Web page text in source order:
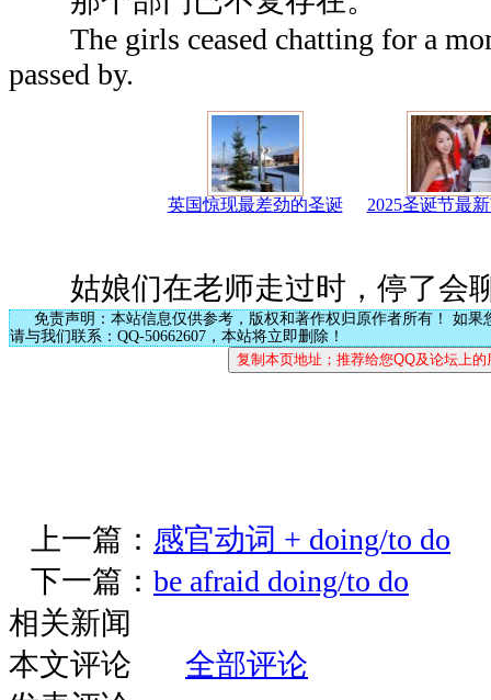
The girls ceased chatting for a
passed by.
英国惊现最差劲的圣诞 2025圣诞节最
姑娘们在老师走过时，停了会
免责声明：本站信息仅供参考，版权和著作权归原作者所有！ 如果
请与我们联系：QQ-50662607，本站将立即删除！
上一篇： 感官动词 + doing/to do
下一篇： be afraid doing/to do
相关新闻
本文评论
全部评论